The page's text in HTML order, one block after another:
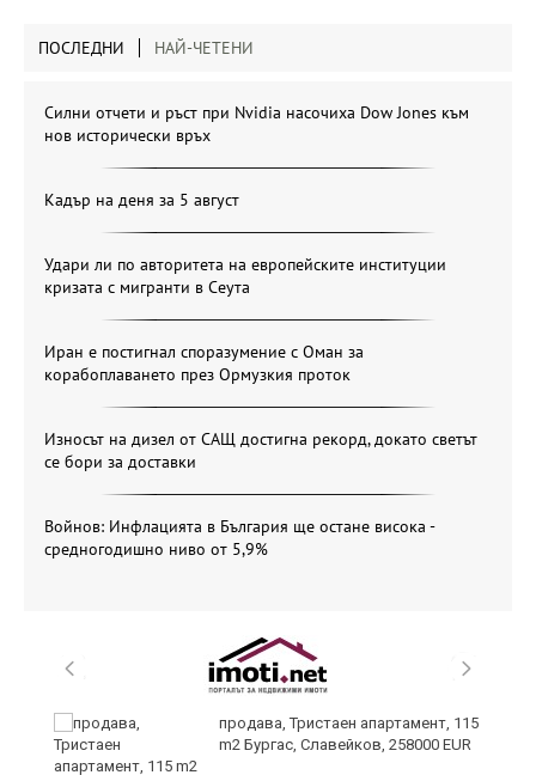
ПОСЛЕДНИ НАЙ-ЧЕТЕНИ
Силни отчети и ръст при Nvidia насочиха Dow Jones към
нов исторически връх
Кадър на деня за 5 август
Удари ли по авторитета на европейските институции
кризата с мигранти в Сеута
Иран е постигнал споразумение с Оман за
корабоплаването през Ормузкия проток
Износът на дизел от САЩ достигна рекорд, докато светът
се бори за доставки
Войнов: Инфлацията в България ще остане висока -
средногодишно ниво от 5,9%
продава, Тристаен апартамент, 115
m2 Бургас, Славейков, 258000 EUR